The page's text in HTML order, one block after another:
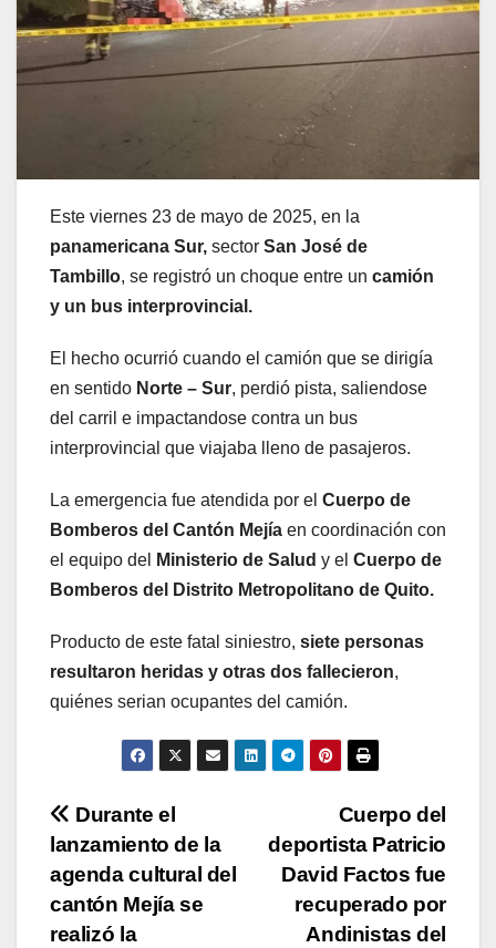
Este viernes 23 de mayo de 2025, en la
panamericana Sur, sector San José de
Tambillo, se registró un choque entre un camión
y un bus interprovincial.
El hecho ocurrió cuando el camión que se dirigía
en sentido Norte – Sur, perdió pista, saliendose
del carril e impactandose contra un bus
interprovincial que viajaba lleno de pasajeros.
La emergencia fue atendida por el Cuerpo de
Bomberos del Cantón Mejía en coordinación con
el equipo del
Ministerio de Salud y el Cuerpo de
Bomberos del Distrito Metropolitano de Quito.
Producto de este fatal siniestro, siete personas
resultaron heridas y otras dos fallecieron,
quiénes serian ocupantes del camión.
Navegación
de
entradas
Cuerpo del
deportista Patricio
David Factos fue
recuperado por
Andinistas del
Durante el
lanzamiento de la
agenda cultural del
cantón Mejía se
realizó la